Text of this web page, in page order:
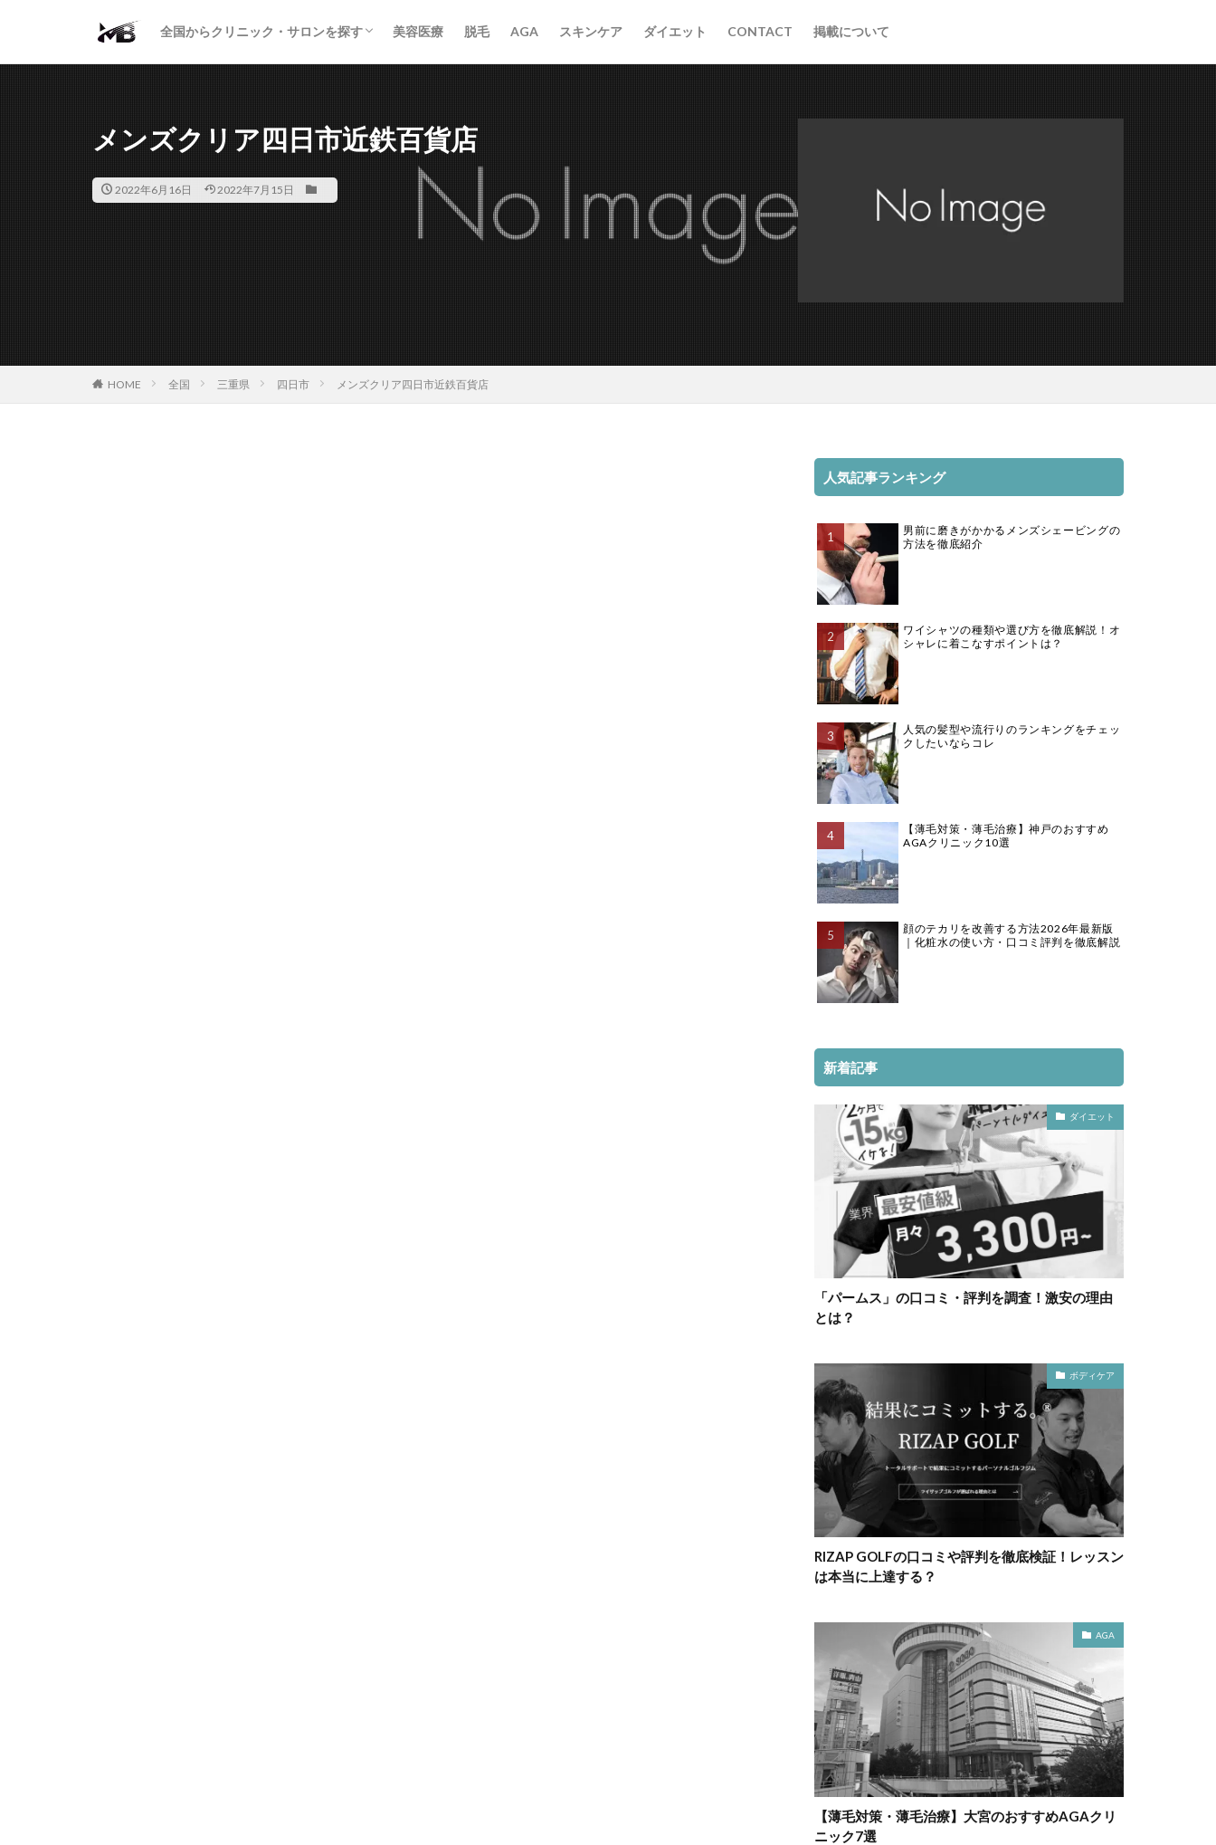
全国からクリニック・サロンを探す
二重・まぶた
鼻の形
小顔・輪郭
痩身・医療ダイエット
肌の悩み・スキンケア
わきが・多汗症
AGA
包茎・ED
医療脱毛
脱毛サロン
パーソナルジム
美容医療 脱毛 AGA スキンケア ダイエット CONTACT 掲載について
メンズクリア四日市近鉄百貨店
2022年6月16日 2022年7月15日
HOME 全国 三重県 四日市 メンズクリア四日市近鉄百貨店
人気記事ランキング
男前に磨きがかかるメンズシェービングの
方法を徹底紹介
ワイシャツの種類や選び方を徹底解説！オ
シャレに着こなすポイントは？
人気の髪型や流行りのランキングをチェッ
クしたいならコレ
【薄毛対策・薄毛治療】神戸のおすすめ
AGAクリニック10選
顔のテカリを改善する方法2026年最新版
｜化粧水の使い方・口コミ評判を徹底解説
新着記事
ダイエット
「パームス」の口コミ・評判を調査！激安の理由
とは？
ボディケア
RIZAP GOLFの口コミや評判を徹底検証！レッスン
は本当に上達する？
AGA
【薄毛対策・薄毛治療】大宮のおすすめAGAクリ
ニック7選